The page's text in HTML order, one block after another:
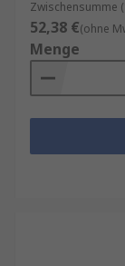
Zwischensumme
52,38 €(ohne
Menge